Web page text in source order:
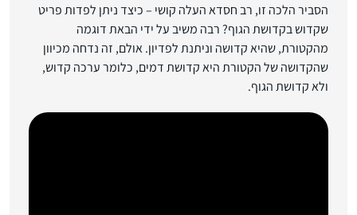
הסביר הלכה זו, רב חסדא העלה קושי – כיצד ניתן לפדות פריט
שקדוש בקדושת הגוף? רבה משיב על ידי הבאת דוגמה
מהקטורת, שהיא קדושה וניתנת לפדיון. אולם, זה נדחה מכיוון
שהקדושה של הקטורת היא קדושת דמים, כלומר ערכה קדוש,
ולא קדושת הגוף.